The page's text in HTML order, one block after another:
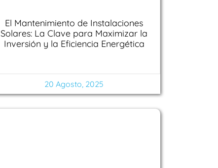
El Mantenimiento de Instalaciones
Solares: La Clave para Maximizar la
Inversión y la Eficiencia Energética
20 Agosto, 2025